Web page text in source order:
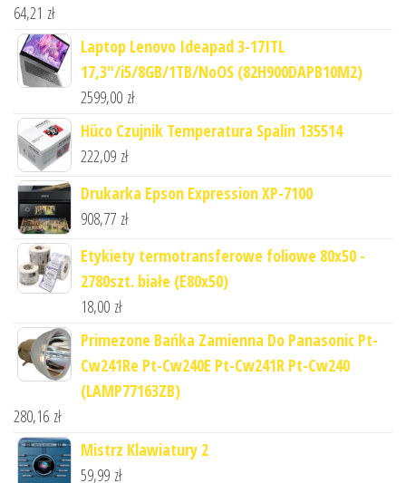
64,21 zł
Laptop Lenovo Ideapad 3-17ITL
17,3"/i5/8GB/1TB/NoOS (82H900DAPB10M2)
2599,00 zł
Hüco Czujnik Temperatura Spalin 135514
222,09 zł
Drukarka Epson Expression XP-7100
908,77 zł
Etykiety termotransferowe foliowe 80x50 -
2780szt. białe (E80x50)
18,00 zł
Primezone Bańka Zamienna Do Panasonic Pt-
Cw241Re Pt-Cw240E Pt-Cw241R Pt-Cw240
(LAMP77163ZB)
280,16 zł
Mistrz Klawiatury 2
59,99 zł